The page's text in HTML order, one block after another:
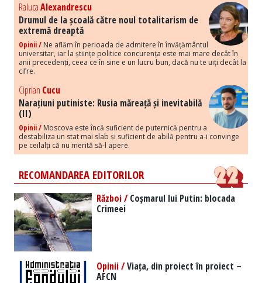
RalucaAlexandrescu
Drumul de la școală către noul totalitarism de
extremă dreaptă
Opinii / Ne aflăm în perioada de admitere în învățământul
universitar, iar la științe politice concurența este mai mare decât în
anii precedenți, ceea ce în sine e un lucru bun, dacă nu te uiți decât la
cifre.
Ciprian Cucu
Narațiuni putiniste: Rusia măreață și inevitabilă
(II)
Opinii / Moscova este încă suficient de puternică pentru a
destabiliza un stat mai slab și suficient de abilă pentru a-i convinge
pe ceilalți că nu merită să-l apere.
RECOMANDAREA EDITORILOR
Război /Coșmarul lui Putin: blocada
Crimeei
Opinii /Viața, din proiect în proiect –
AFCN